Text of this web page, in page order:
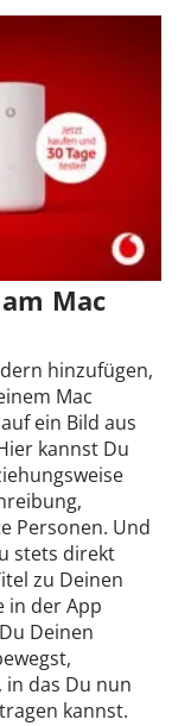
Mac
hinzufügen,
Mac
ein Bild aus
kannst Du
Personen. Und
stets direkt
zu Deinen
in der App
Deinen
das Du nun
kannst.